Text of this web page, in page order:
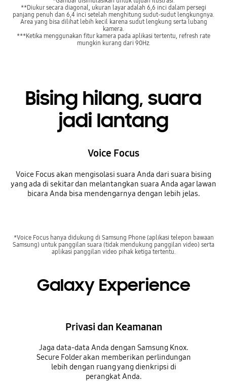
**Diukur secara diagonal, ukuran layar adalah 6,6 inci dalam persegi
panjang penuh dan 6,4 inci setelah menghitung sudut-sudut lengkungnya.
Area yang bisa dilihat lebih kecil karena sudut lengkung serta lubang
kamera.
***Ketika menggunakan fitur kamera pada aplikasi tertentu, refresh rate
mungkin kurang dari 90Hz.
Bising hilang, suara
jadi lantang
Voice Focus
Voice Focus akan mengisolasi suara Anda dari suara bising
yang ada di sekitar dan melantangkan suara Anda agar lawan
bicara Anda bisa mendengarnya dengan lebih jelas.
*Voice Focus hanya didukung di Samsung Phone (aplikasi telepon bawaan
Samsung) untuk panggilan suara (tidak mendukung panggilan video) serta
aplikasi panggilan video pihak ketiga tertentu.
Galaxy Experience
Privasi dan Keamanan
Jaga data-data Anda dengan Samsung Knox.
Secure Folder akan memberikan perlindungan
lebih dengan ruang yang dienkripsi di
perangkat Anda.